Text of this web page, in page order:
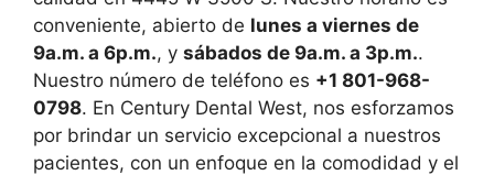
conveniente, abierto de lunes a viernes de
9a.m. a 6p.m., y sábados de 9a.m. a 3p.m..
Nuestro número de teléfono es +1 801-968-
0798. En Century Dental West, nos esforzamos
por brindar un servicio excepcional a nuestros
pacientes, con un enfoque en la comodidad y el